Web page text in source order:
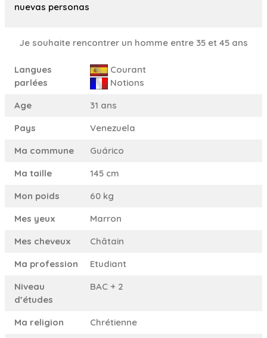
nuevas personas
Je souhaite rencontrer un homme entre 35 et 45 ans
Langues
parlées
Courant
Notions
Age
31 ans
Pays
Venezuela
Ma commune
Guárico
Ma taille
145 cm
Mon poids
60 kg
Mes yeux
Marron
Mes cheveux
Châtain
Ma profession
Etudiant
Niveau
d’études
BAC + 2
Ma religion
Chrétienne